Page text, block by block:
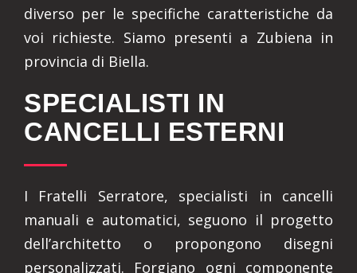
diverso per le specifiche caratteristiche da
voi richieste. Siamo presenti a Zubiena in
provincia di Biella.
SPECIALISTI IN
CANCELLI ESTERNI
I Fratelli Serratore, specialisti in cancelli
manuali e automatici, seguono il progetto
dell’architetto o propongono disegni
personalizzati. Forgiano ogni componente